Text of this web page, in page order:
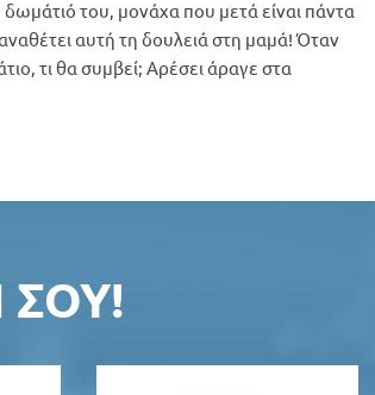
του, μονάχα που μετά είναι πάντα
αυτή τη δουλειά στη μαμά! Όταν
τι θα συμβεί; Αρέσει άραγε στα
ΣΟΥ!